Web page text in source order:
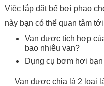
Việc lắp đặt bể bơi phao
này bạn có thể quan tâm
Van được tích hợp
bao nhiêu van?
Dụng cụ bơm hơi
Van được chia là 2 loại